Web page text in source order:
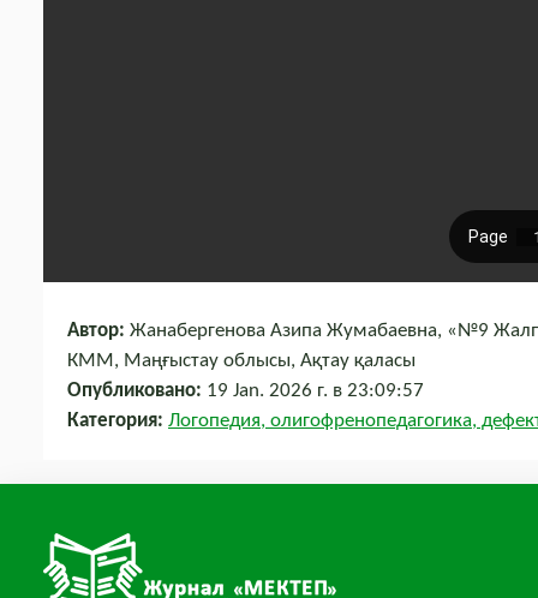
Автор: Жанабергенова Азипа Жумабаевна, «№9
КММ, Маңғыстау облысы, Ақтау қаласы
Опубликовано: 19 Jan. 2026 г. в 23:09:57
Категория: Логопедия, олигофренопедагогика,